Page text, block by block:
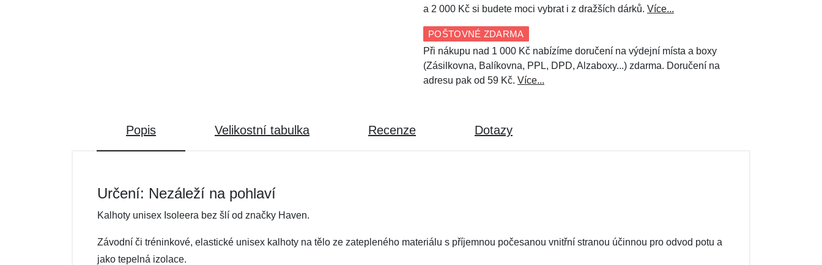
a 2 000 Kč si budete moci vybrat i z dražších dárků. Více...
POŠTOVNÉ ZDARMA
Při nákupu nad 1 000 Kč nabízíme doručení na výdejní místa a boxy
(Zásilkovna, Balíkovna, PPL, DPD, Alzaboxy...) zdarma. Doručení na
adresu pak od 59 Kč. Více...
Popis Velikostní tabulka Recenze Dotazy
Určení: Nezáleží na pohlaví
Kalhoty unisex Isoleera bez šlí od značky Haven.
Závodní či tréninkové, elastické unisex kalhoty na tělo ze zatepleného materiálu s příjemnou počesanou vnitřní stranou účinnou pro odvod potu a
jako tepelná izolace.